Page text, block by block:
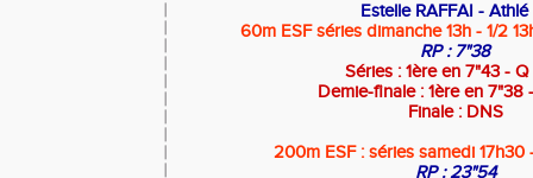
Estelle RAFFAI - Athlé
60m ESF séries dimanche 13h - 1/2
RP : 7"38
Séries : 1ère en 7"43 - Q
Demie-finale : 1ère en 7"38
Finale : DNS
200m ESF : séries samedi 17h30
RP : 23"54